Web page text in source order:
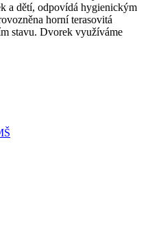
a dětí, odpovídá hygienickým
horní terasovitá
stavu. Dvorek využíváme